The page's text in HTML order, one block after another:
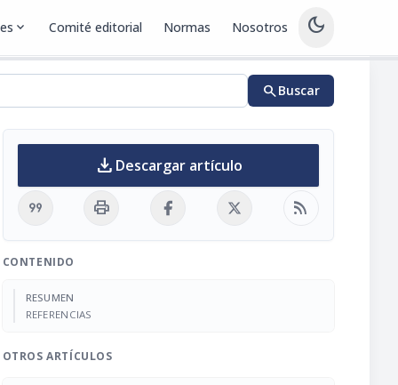
expand_more Comité editorial Normas Nosotros dark_mode
searchBuscar
download Descargar artículo
format_quote print rss_feed
CONTENIDO
RESUMEN
REFERENCIAS
OTROS ARTÍCULOS